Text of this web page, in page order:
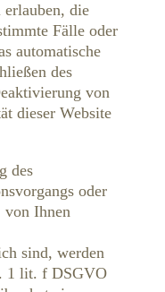
die
Fälle oder
automatische
des
von
dieser Website
des
oder
von Ihnen
sind, werden
1 lit. f DSGVO